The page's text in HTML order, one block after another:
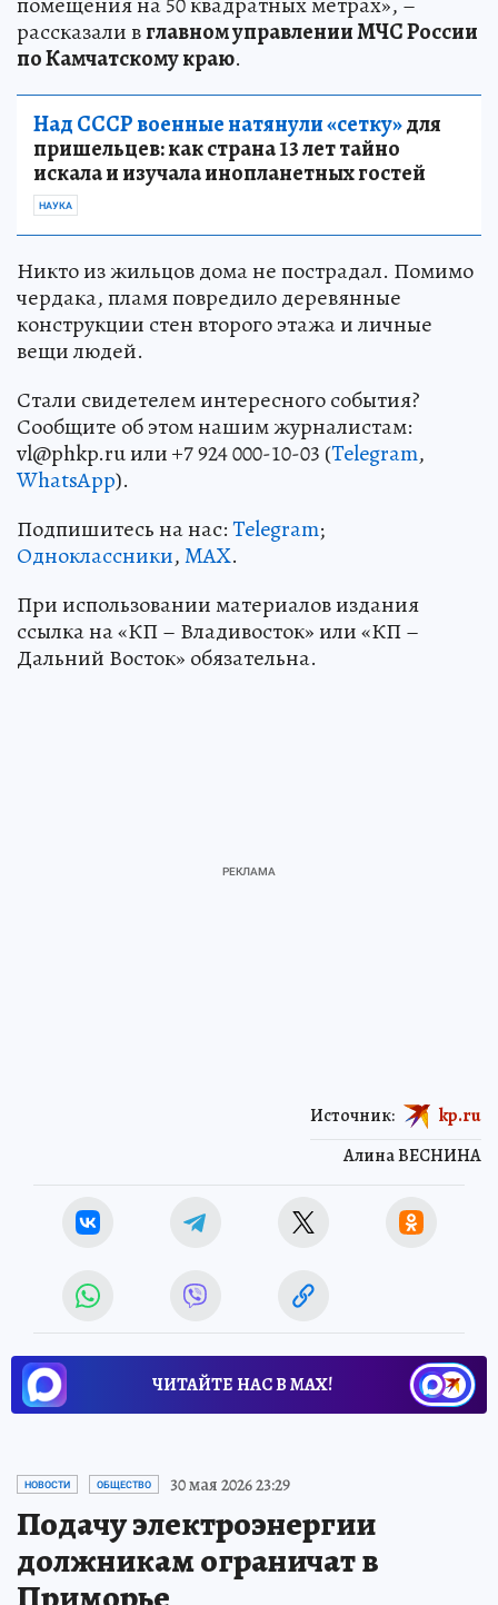
рассказали вглавном управлении МЧС России
по Камчатскому краю.
Над СССР военные натянули «сетку»для
пришельцев: как страна 13 лет тайно
искала и изучала инопланетных гостей
НАУКА
Никто из жильцов дома не пострадал. Помимо
чердака, пламя повредило деревянные
конструкции стен второго этажа и личные
вещи людей.
Стали свидетелем интересного события?
Сообщите об этом нашим журналистам:
vl@phkp.ru или +7 924 000-10-03 (Telegram,
WhatsApp).
Подпишитесь на нас:Telegram;
Одноклассники,MAX.
При использовании материалов издания
ссылка на «КП – Владивосток» или «КП –
Дальний Восток» обязательна.
Алина ВЕСНИНА
Источник: kp.ru
ЧИТАЙТЕ НАС В МАХ!
НОВОСТИ ОБЩЕСТВО 30 мая 2026 23:29
Подачу электроэнергии
должникам ограничат в